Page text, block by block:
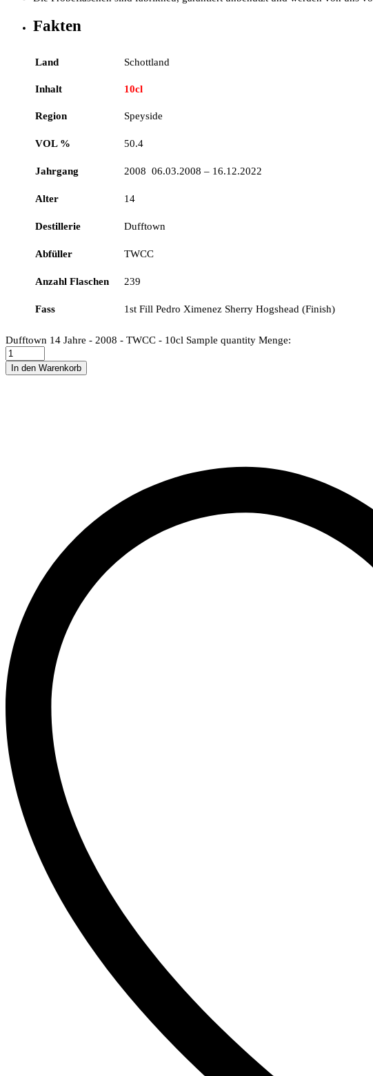
Fakten
Land Schottland
Inhalt 10cl
Region Speyside
VOL % 50.4
Jahrgang 2008 06.03.2008 – 16.12.2022
Alter 14
Destillerie Dufftown
Abfüller TWCC
Anzahl Flaschen 239
Fass 1st Fill Pedro Ximenez Sherry Hogshead (Finish)
Dufftown 14 Jahre - 2008 - TWCC - 10cl Sample quantity Menge:
In den Warenkorb